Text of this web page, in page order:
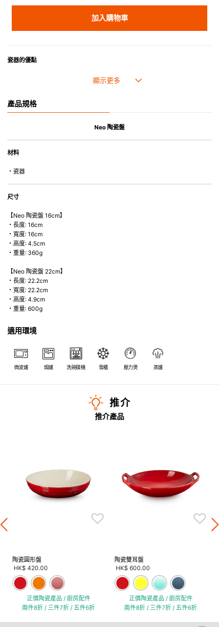
加入購物車
瓷器的優點
• 耐熱性極佳，適用於微波爐，也可放入焗爐，耐熱程度高達260℃。
• 可用於洗碗機。
• 合乎食用安全的塗層表面，幾乎不黏，食物容易脫落，清洗方便。
*不可直接用於熱源上
產品規格
Neo 陶瓷盤
材料
・瓷器
尺寸
【Neo 陶瓷盤 16cm】
・長度: 16cm
・寬度: 16cm
・高度: 4.5cm
・重量: 360g
【Neo 陶瓷盤 22cm】
・長度: 22.2cm
・寬度: 22.2cm
・高度: 4.9cm
・重量: 600g
適用環境
微波爐 焗爐 洗碗碟機 雪櫃 壓力煲 蒸爐
推介
推介產品
陶瓷圓形盤
HK$ 420.00
正價陶瓷產品 / 廚房配件
兩件8折 / 三件7折 / 五件6折
陶瓷雙耳盤
HK$ 600.00
正價陶瓷產品 / 廚房配件
兩件8折 / 三件7折 / 五件6折